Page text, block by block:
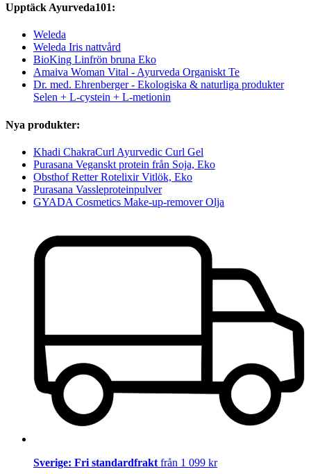
Upptäck Ayurveda101:
Weleda
Weleda Iris nattvård
BioKing Linfrön bruna Eko
Amaiva Woman Vital - Ayurveda Organiskt Te
Dr. med. Ehrenberger - Ekologiska & naturliga produkter
Selen + L-cystein + L-metionin
Nya produkter:
Khadi ChakraCurl Ayurvedic Curl Gel
Purasana Veganskt protein från Soja, Eko
Obsthof Retter Rotelixir Vitlök, Eko
Purasana Vassleproteinpulver
GYADA Cosmetics Make-up-remover Olja
Sverige: Fri standardfraktfrån 1 099 kr